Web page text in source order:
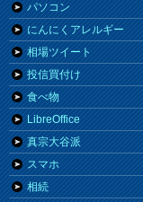
パソコン
にんにくアレルギー
相場ツイート
投信買付け
食べ物
LibreOffice
真宗大谷派
スマホ
相続